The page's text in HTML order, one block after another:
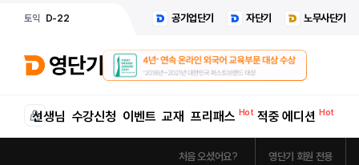
토익 D-22 공기업단기 자단기 노무사단기
선생님 수강신청 이벤트 교재 프리패스 적중 에디션
처음 오셨어요? 영단기 회원 전용